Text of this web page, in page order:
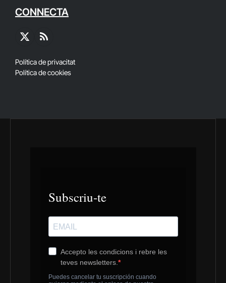
CONNECTA
X
RSS
Política de privacitat
Política de cookies